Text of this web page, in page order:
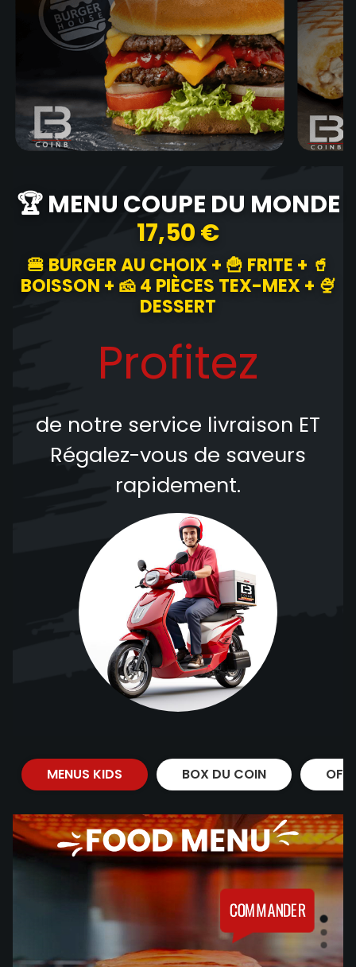
🏆 MENU COUPE DU MONDE
17,50 €
🍔 BURGER AU CHOIX + 🍟 FRITE + 🥤
BOISSON + 🧀 4 PIÈCES TEX-MEX + 🍨
DESSERT
Profitez
de notre service livraison ET
Régalez-vous de saveurs
rapidement.
MENUS KIDS BOX DU COIN